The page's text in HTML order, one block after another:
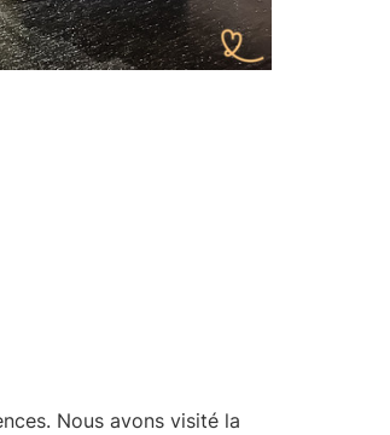
Nous avons visité la